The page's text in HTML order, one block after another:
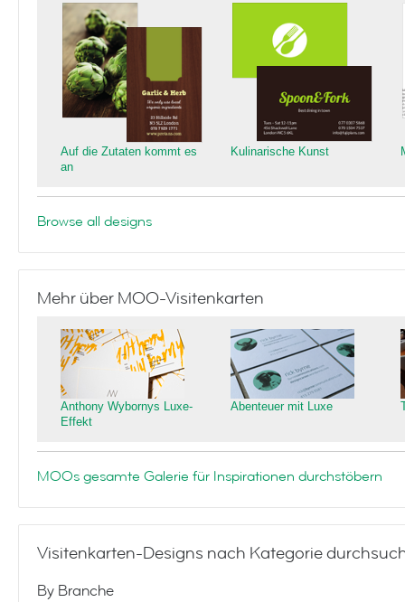
Auf die Zutaten kommt es
an
Kulinarische Kunst
Browse all designs
Mehr über MOO-Visitenkarten
Anthony Wybornys Luxe-
Effekt
Abenteuer mit Luxe
MOOs gesamte Galerie für Inspirationen durchstöbern
Visitenkarten-Designs nach Kategorie
By Branche